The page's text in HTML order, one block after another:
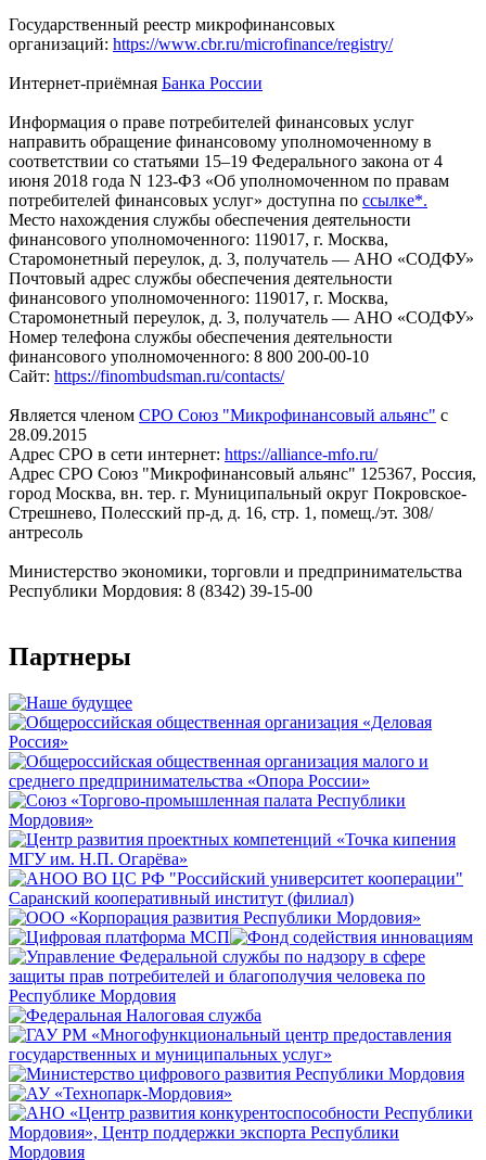
Государственный реестр микрофинансовых
организаций: https://www.cbr.ru/microfinance/registry/
Интернет-приёмная Банка России
Информация о праве потребителей финансовых услуг
направить обращение финансовому уполномоченному в
соответствии со статьями 15–19 Федерального закона от 4
июня 2018 года N 123-ФЗ «Об уполномоченном по правам
потребителей финансовых услуг» доступна по ссылке*.
Место нахождения службы обеспечения деятельности
финансового уполномоченного: 119017, г. Москва,
Старомонетный переулок, д. 3, получатель — АНО «СОДФУ»
Почтовый адрес службы обеспечения деятельности
финансового уполномоченного: 119017, г. Москва,
Старомонетный переулок, д. 3, получатель — АНО «СОДФУ»
Номер телефона службы обеспечения деятельности
финансового уполномоченного: 8 800 200-00-10
Сайт: https://finombudsman.ru/contacts/
Является членом СРО Союз "Микрофинансовый альянс" с
28.09.2015
Адрес СРО в сети интернет: https://alliance-mfo.ru/
Адрес СРО Союз "Микрофинансовый альянс" 125367, Россия,
город Москва, вн. тер. г. Муниципальный округ Покровское-
Стрешнево, Полесский пр-д, д. 16, стр. 1, помещ./эт. 308/
антресоль
Министерство экономики, торговли и предпринимательства
Республики Мордовия: 8 (8342) 39-15-00
Партнеры